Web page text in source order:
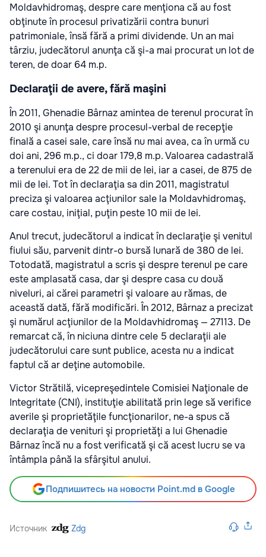
Moldavhidromaş, despre care menţiona că au fost
obţinute în procesul privatizării contra bunuri
patrimoniale, însă fără a primi dividende. Un an mai
târziu, judecătorul anunţa că şi-a mai procurat un lot de
teren, de doar 64 m.p.
Declaraţii de avere, fără maşini
În 2011, Ghenadie Bârnaz amintea de terenul procurat în
2010 şi anunţa despre procesul-verbal de recepţie
finală a casei sale, care însă nu mai avea, ca în urmă cu
doi ani, 296 m.p., ci doar 179,8 m.p. Valoarea cadastrală
a terenului era de 22 de mii de lei, iar a casei, de 875 de
mii de lei. Tot în declaraţia sa din 2011, magistratul
preciza şi valoarea acţiunilor sale la Moldavhidromaş,
care costau, iniţial, puţin peste 10 mii de lei.
Anul trecut, judecătorul a indicat în declaraţie şi venitul
fiului său, parvenit dintr-o bursă lunară de 380 de lei.
Totodată, magistratul a scris şi despre terenul pe care
este amplasată casa, dar şi despre casa cu două
niveluri, ai cărei parametri şi valoare au rămas, de
această dată, fără modificări. În 2012, Bârnaz a precizat
şi numărul acţiunilor de la Moldavhidromaş — 27113. De
remarcat că, în niciuna dintre cele 5 declaraţii ale
judecătorului care sunt publice, acesta nu a indicat
faptul că ar deţine automobile.
Victor Strătilă, vicepreşedintele Comisiei Naţionale de
Integritate (CNI), instituţie abilitată prin lege să verifice
averile şi proprietăţile funcţionarilor, ne-a spus că
declaraţia de venituri şi proprietăţi a lui Ghenadie
Bârnaz încă nu a fost verificată şi că acest lucru se va
întâmpla până la sfârşitul anului.
Подпишитесь на новости Point.md в Google
Источник Zdg